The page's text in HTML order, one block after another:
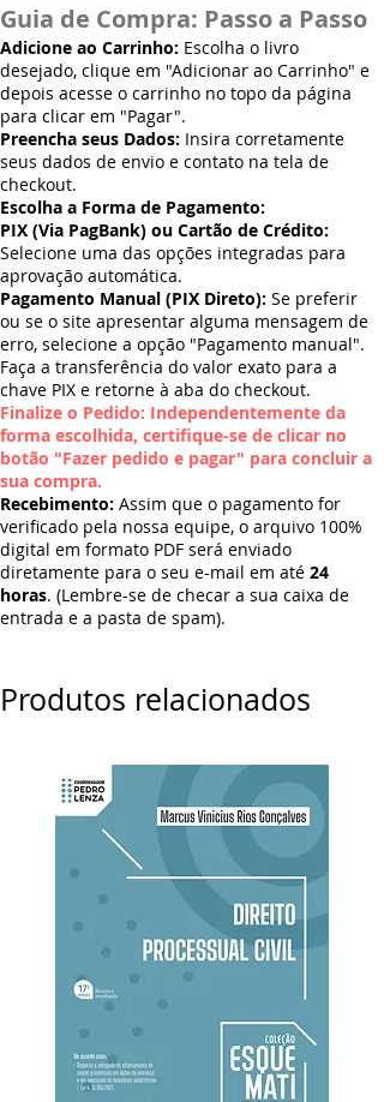
Guia de Compra: Passo a Passo
Adicione ao Carrinho: Escolha o livro
desejado, clique em "Adicionar ao Carrinho" e
depois acesse o carrinho no topo da página
para clicar em "Pagar".
Preencha seus Dados: Insira corretamente
seus dados de envio e contato na tela de
checkout.
Escolha a Forma de Pagamento:
PIX (Via PagBank) ou Cartão de Crédito:
Selecione uma das opções integradas para
aprovação automática.
Pagamento Manual (PIX Direto): Se preferir
ou se o site apresentar alguma mensagem de
erro, selecione a opção "Pagamento manual".
Faça a transferência do valor exato para a
chave PIX e retorne à aba do checkout.
Finalize o Pedido: Independentemente da
forma escolhida, certifique-se de clicar no
botão "Fazer pedido e pagar" para concluir a
sua compra.
Recebimento: Assim que o pagamento for
verificado pela nossa equipe, o arquivo 100%
digital em formato PDF será enviado
diretamente para o seu e-mail em até 24
horas. (Lembre-se de checar a sua caixa de
entrada e a pasta de spam).
Produtos relacionados